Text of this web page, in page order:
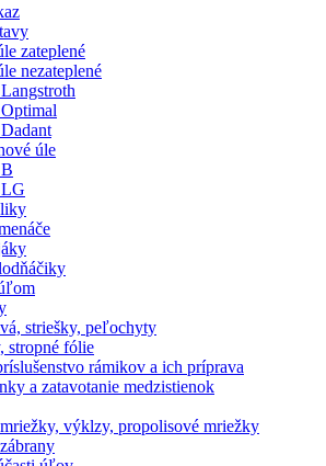
zateplené
nezateplené
úle
striešky, peľochyty
stropné fólie
rámikov a ich príprava
a zatavotanie medzistienok
výklzy, propolisové mriežky